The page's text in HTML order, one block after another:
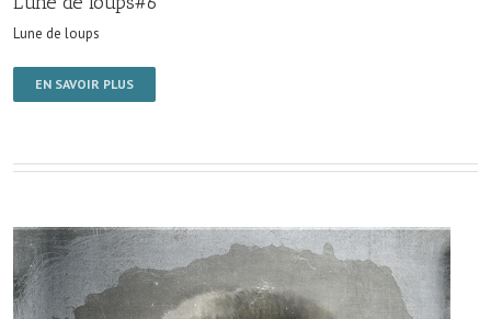
Lune de loups
EN SAVOIR PLUS